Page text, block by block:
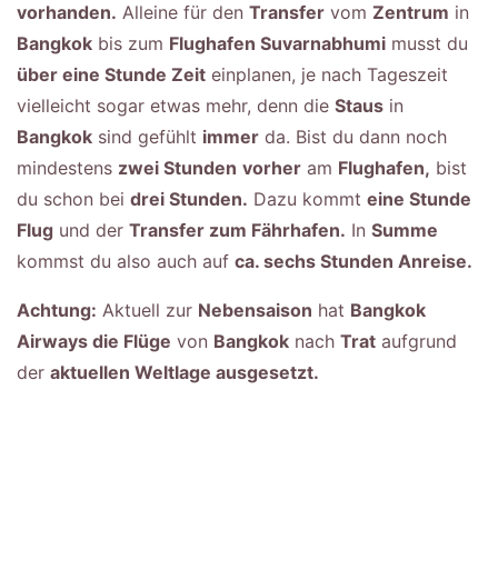
vorhanden. Alleine für den Transfer vom Zentrum in
Bangkok bis zum Flughafen Suvarnabhumi musst du
über eine Stunde Zeit einplanen, je nach Tageszeit
vielleicht sogar etwas mehr, denn die Staus in
Bangkok sind gefühlt immer da. Bist du dann noch
mindestens zwei Stunden vorher am Flughafen, bist
du schon bei drei Stunden. Dazu kommt eine Stunde
Flug und der Transfer zum Fährhafen. In Summe
kommst du also auch auf ca. sechs Stunden Anreise.
Achtung: Aktuell zur Nebensaison hat Bangkok
Airways die Flüge von Bangkok nach Trat aufgrund
der aktuellen Weltlage ausgesetzt.